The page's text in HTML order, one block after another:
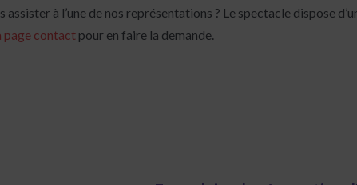
assister à l’une de nos représentations ? Le spectacle dispose
page contact pour en faire la demande.